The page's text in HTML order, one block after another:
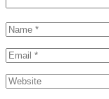
Name
*
Email
*
Website
*